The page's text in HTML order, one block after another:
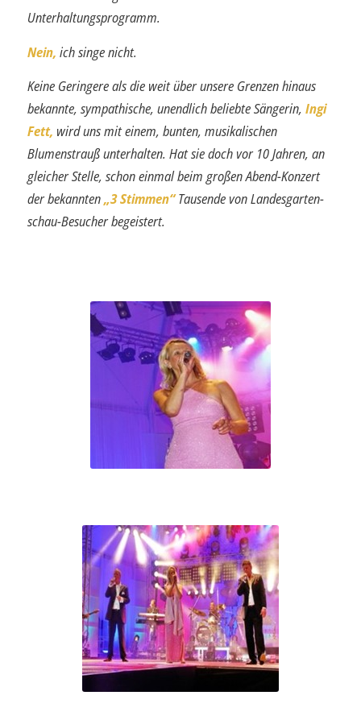
Unterhaltungsprogramm.
Nein, ich singe nicht.
Keine Geringere als die weit über unsere Grenzen hinaus
bekannte, sympathische, unendlich beliebte Sängerin, Ingi
Fett, wird uns mit einem, bunten, musikalischen
Blumenstrauß unterhalten. Hat sie doch vor 10 Jahren, an
gleicher Stelle, schon einmal beim großen Abend-Konzert
der bekannten„3 Stimmen“ Tausende von Landesgarten­
schau-Besucher begeistert.